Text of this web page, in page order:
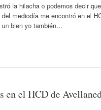
la hilacha o podemos decir
mediodía me encontró en el
un bien yo también…
en el HCD de